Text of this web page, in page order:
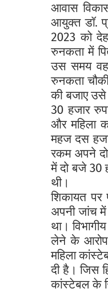
आवास
आयुक्त डॉ.
2023 को
रुनकता में
उस समय वह
रुनकता
की बजाए
30 हजार
और महिला
महज दस
रकम अपने
में दो बजे 30
थी।
शिकायत पर
अपनी जांच में
था।
लेने के आरोप
महिला
दी है। जिस
कांस्टेबल के